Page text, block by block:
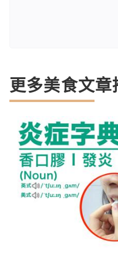
更多美食文章